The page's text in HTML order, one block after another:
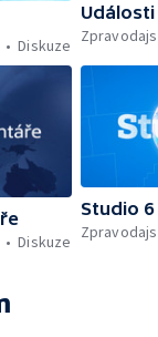
Diskuze
Události
Diskuze
Studio 6